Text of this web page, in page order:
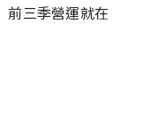
前三季營運就在